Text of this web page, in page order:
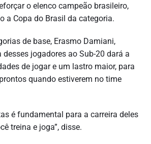
o elenco campeão brasileiro,
a Copa do Brasil da categoria.
de base, Erasmo Damiani,
jogadores ao Sub-20 dará a
de jogar e um lastro maior, para
quando estiverem no time
é fundamental para a carreira deles
treina e joga”, disse.